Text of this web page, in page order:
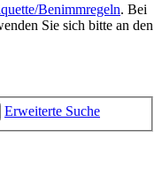
Benimmregeln. Bei
Sie sich bitte an den
Erweiterte Suche